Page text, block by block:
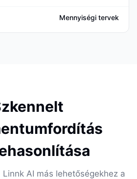
Mennyiségi tervek
AI más lehetőségekhez a